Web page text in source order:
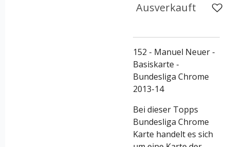
Ausverkauft
152 - Manuel Neuer -
Basiskarte -
Bundesliga Chrome
2013-14
Bei dieser Topps
Bundesliga Chrome
Karte handelt es sich